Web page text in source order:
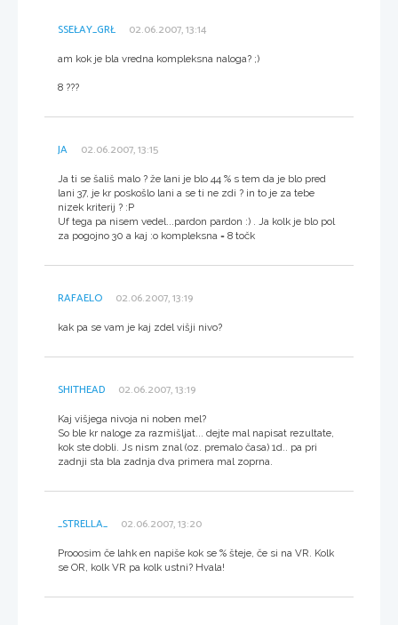
SSEŁAY_GRŁ 02.06.2007, 13:14
am kok je bla vredna kompleksna naloga? ;)
8 ???
JA 02.06.2007, 13:15
Ja ti se šališ malo ? že lani je blo 44 % s tem da je blo pred
lani 37, je kr poskošlo lani a se ti ne zdi ? in to je za tebe
nizek kriterij ? :P
Uf tega pa nisem vedel...pardon pardon :) . Ja kolk je blo pol
za pogojno 30 a kaj :o kompleksna = 8 točk
RAFAELO 02.06.2007, 13:19
kak pa se vam je kaj zdel višji nivo?
SHITHEAD 02.06.2007, 13:19
Kaj višjega nivoja ni noben mel?
So ble kr naloge za razmišljat... dejte mal napisat rezultate,
kok ste dobli. Js nism znal (oz. premalo časa) 1d.. pa pri
zadnji sta bla zadnja dva primera mal zoprna.
_STRELLA_ 02.06.2007, 13:20
Prooosim če lahk en napiše kok se % šteje, če si na VR. Kolk
se OR, kolk VR pa kolk ustni? Hvala!